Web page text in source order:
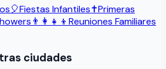
🎈Fiestas Infantiles✝️Primeras
👨‍👩‍👧‍👦 Reuniones Familiares
ciudades